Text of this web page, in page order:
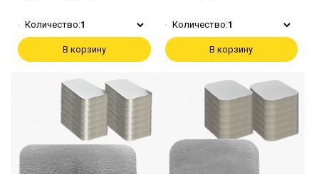
Количество:1
В корзину
Количество:1
В корзину